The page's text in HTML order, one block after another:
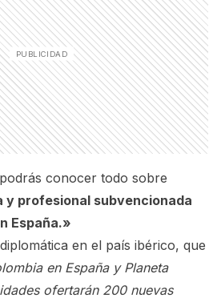
conocer todo sobre
y profesional subvencionada
España.»
en el país ibérico, que
en España y Planeta
ofertarán 200 nuevas